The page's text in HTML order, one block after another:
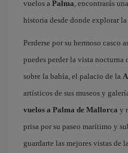
vuelos a Palma, encontrarás
historia desde donde explorar
Perderse por su hermoso casco
puedes perder la vista nocturna
sobre la bahía, el palacio de la
artísticos de sus museos y
vuelos a Palma de Mallorca y
prisa por su paseo marítimo y
guardarte las mejores vistas de